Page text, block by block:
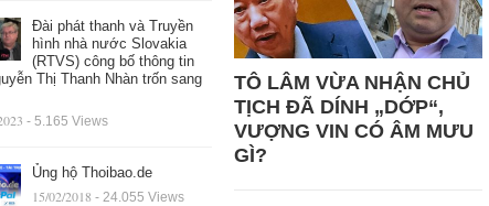
Đài phát thanh và Truyền
hình nhà nước Slovakia
(RTVS) công bố thông tin
Thị Thanh Nhàn trốn sang
- 5.165 Views
Ủng hộ Thoibao.de
15/02/2018 - 24.055 Views
TÔ LÂM VỪA NHẬN CHỦ
TỊCH ĐÃ DÍNH „DỚP“,
VƯỢNG VIN CÓ ÂM MƯU
GÌ?